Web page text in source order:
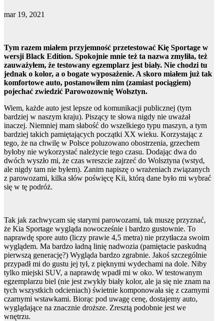
mar 19, 2021
Tym razem miałem przyjemność przetestować Kię Sportage w
wersji Black Edition. Spokojnie mnie też ta nazwa zmyliła, też
zauważyłem, że testowany egzemplarz jest biały. Nie chodzi tu
jednak o kolor, a o bogate wyposażenie. A skoro miałem już tak
komfortowe auto, postanowiłem nim (zamiast pociągiem)
pojechać zwiedzić Parowozownię Wolsztyn.
Wiem, każde auto jest lepsze od komunikacji publicznej (tym
bardziej w naszym kraju). Piszący te słowa nigdy nie uważał
inaczej. Niemniej mam słabość do wszelkiego typu maszyn, a tym
bardziej takich pamiętających początki XX wieku. Korzystając z
tego, że na chwilę w Polsce poluzowano obostrzenia, grzechem
byłoby nie wykorzystać należycie tego czasu. Dodając dwa do
dwóch wyszło mi, że czas wreszcie zajrzeć do Wolsztyna (wstyd,
ale nigdy tam nie byłem). Zanim napiszę o wrażeniach związanych
z parowozami, kilka słów poświęcę Kii, którą dane było mi wybrać
się w tę podróż.
Tak jak zachwycam się starymi parowozami, tak muszę przyznać,
że Kia Sportage wygląda nowocześnie i bardzo gustownie. To
naprawdę spore auto (liczy prawie 4,5 metra) nie przytłacza swoim
wyglądem. Ma bardzo ładną linię nadwozia (pamiętacie paskudną
pierwszą generację?) Wygląda bardzo zgrabnie. Jakoś szczególnie
przypadł mi do gustu jej tył, z pięknymi wydechami na dole. Niby
tylko miejski SUV, a naprawdę wpadł mi w oko. W testowanym
egzemplarzu biel (nie jest zwykły biały kolor, ale ja się nie znam na
tych wszystkich odcieniach) świetnie komponowała się z czarnymi
czarnymi wstawkami. Biorąc pod uwagę cenę, dostajemy auto,
wyglądające na znacznie droższe. Zresztą podobnie jest we
wnętrzu.